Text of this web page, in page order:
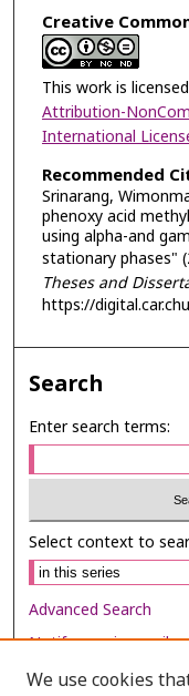
Creative
This work is
Attribution-
International
Recommended
Srinarang,
phenoxy acid
using alpha-and
stationary phases"
Theses and
https://
Search
Enter search terms:
Select context to
Advanced Search
Notify me via email
We use cookies